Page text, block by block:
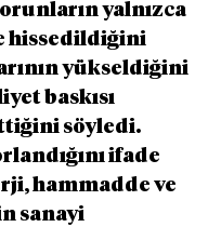
yalnızca
hissedildiğini
yükseldiğini
baskısı
söyledi.
ifade
hammadde ve
sanayi